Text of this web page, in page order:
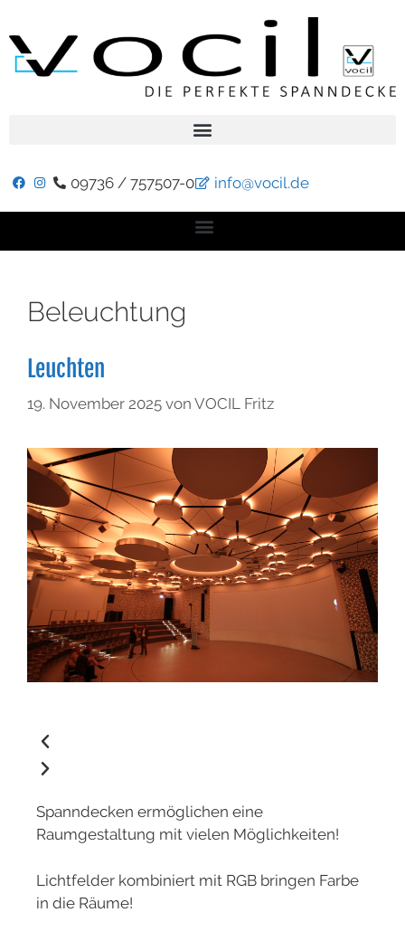
09736 / 757507-0 info@vocil.de
Beleuchtung
Leuchten
19. November 2025 von VOCIL Fritz
Spanndecken ermöglichen eine
Raumgestaltung mit vielen Möglichkeiten!
Lichtfelder kombiniert mit RGB bringen Farbe
in die Räume!